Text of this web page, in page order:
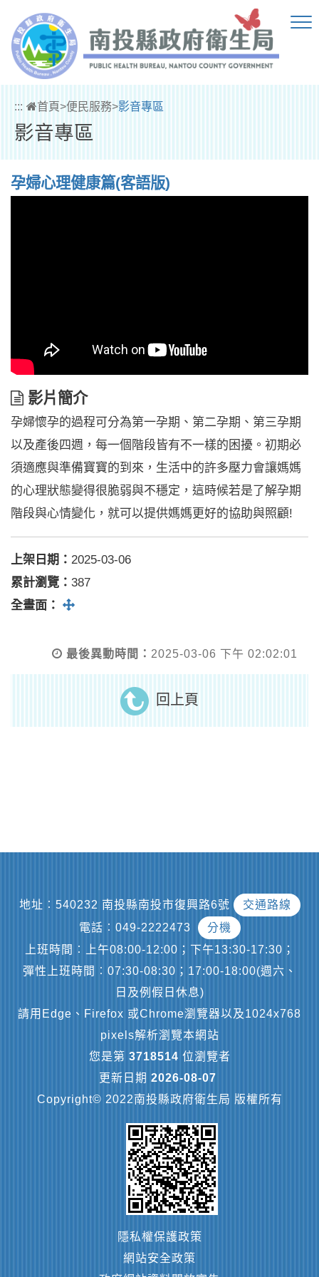
::: 首頁>便民服務>影音專區
影音專區
孕婦心理健康篇(客語版)
影
片
簡
介
影片簡介
孕婦懷孕的過程可分為第一孕期、第二孕期、第三孕期
以及產後四週，每一個階段皆有不一樣的困擾。初期必
須適應與準備寶寶的到來，生活中的許多壓力會讓媽媽
的心理狀態變得很脆弱與不穩定，這時候若是了解孕期
階段與心情變化，就可以提供媽媽更好的協助與照顧!
上架日期： 2025-03-06
累計瀏覽： 387
全畫面： 全螢幕
最後異動時間： 2025-03-06 下午 02:02:01
回上頁
地址︰540232 南投縣南投市復興路6號
交通路線
電話︰049-2222473
分機
上班時間︰上午08:00-12:00；下午13:30-17:30；
彈性上班時間︰07:30-08:30；17:00-18:00(週六、
日及例假日休息)
請用Edge、Firefox 或Chrome瀏覽器以及1024x768
pixels解析瀏覽本網站
您是第 3718514 位瀏覽者
更新日期 2026-08-07
Copyright© 2022南投縣政府衛生局 版權所有
隱私權保護政策
網站安全政策